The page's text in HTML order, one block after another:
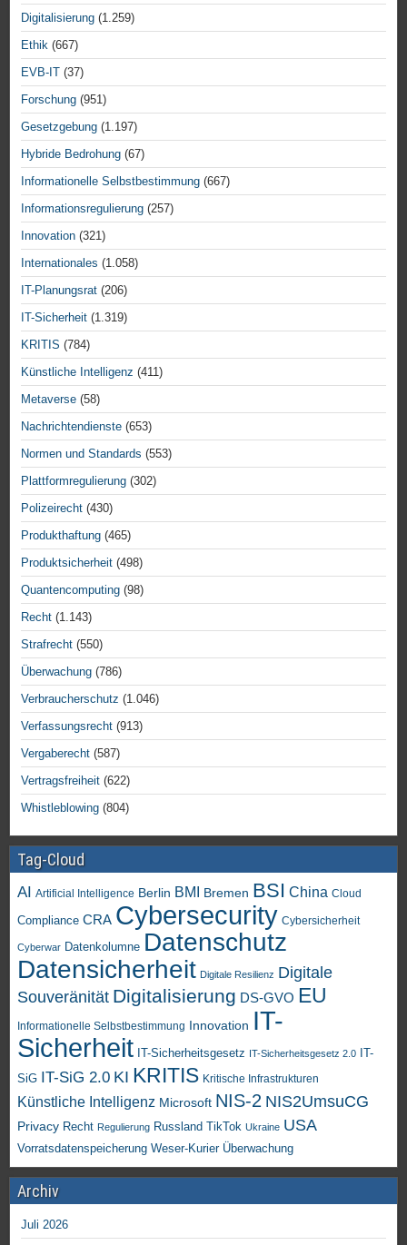
Digitalisierung (1.259)
Ethik (667)
EVB-IT (37)
Forschung (951)
Gesetzgebung (1.197)
Hybride Bedrohung (67)
Informationelle Selbstbestimmung (667)
Informationsregulierung (257)
Innovation (321)
Internationales (1.058)
IT-Planungsrat (206)
IT-Sicherheit (1.319)
KRITIS (784)
Künstliche Intelligenz (411)
Metaverse (58)
Nachrichtendienste (653)
Normen und Standards (553)
Plattformregulierung (302)
Polizeirecht (430)
Produkthaftung (465)
Produktsicherheit (498)
Quantencomputing (98)
Recht (1.143)
Strafrecht (550)
Überwachung (786)
Verbraucherschutz (1.046)
Verfassungsrecht (913)
Vergaberecht (587)
Vertragsfreiheit (622)
Whistleblowing (804)
Tag-Cloud
AI Artificial Intelligence Berlin BMI Bremen BSI China Cloud
Compliance CRA Cybersecurity Cybersicherheit
Cyberwar Datenkolumne Datenschutz
Datensicherheit Digitale Resilienz Digitale
Souveränität Digitalisierung DS-GVO EU
Informationelle Selbstbestimmung Innovation IT-
Sicherheit IT-Sicherheitsgesetz IT-Sicherheitsgesetz 2.0
IT-
SiG IT-SiG 2.0 KI KRITIS Kritische Infrastrukturen
Künstliche Intelligenz Microsoft NIS-2 NIS2UmsuCG
Privacy Recht Regulierung Russland TikTok Ukraine USA
Vorratsdatenspeicherung Weser-Kurier Überwachung
Archiv
Juli 2026